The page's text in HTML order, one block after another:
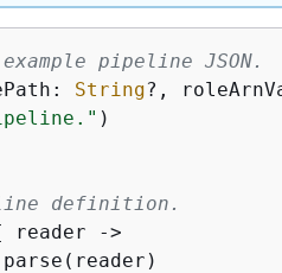
pipeline JSON.
String?,
)
definition.
reader ->